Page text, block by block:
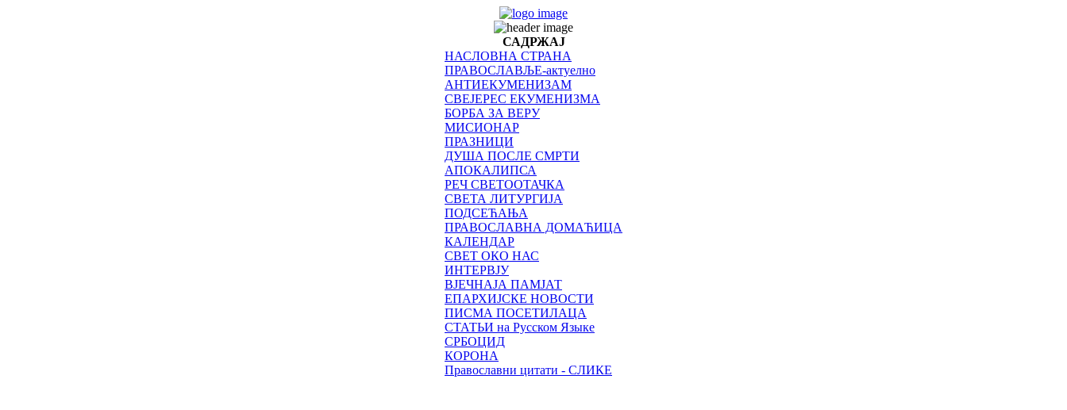
САДРЖАЈ
НАСЛОВНА СТРАНА
ПРАВОСЛАВЉЕ-актуелно
АНТИЕКУМЕНИЗАМ
СВЕЈЕРЕС ЕКУМЕНИЗМА
БОРБА ЗА ВЕРУ
МИСИОНАР
ПРАЗНИЦИ
ДУША ПОСЛЕ СМРТИ
АПОКАЛИПСА
РЕЧ СВЕТООТАЧКА
СВЕТА ЛИТУРГИЈА
ПОДСЕЋАЊА
ПРАВОСЛАВНА ДОМАЋИЦА
КАЛЕНДАР
СВЕТ ОКО НАС
ИНТЕРВЈУ
ВЈЕЧНАЈА ПАМЈАТ
ЕПАРХИЈСКЕ НОВОСТИ
ПИСМА ПОСЕТИЛАЦА
СТАТЬИ на Русском Языке
СРБОЦИД
КОРОНА
Православни цитати - СЛИКЕ